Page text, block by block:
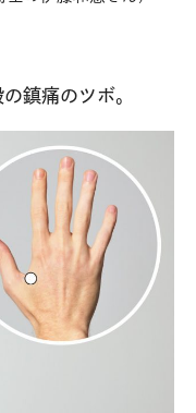
鎮痛のツボ。